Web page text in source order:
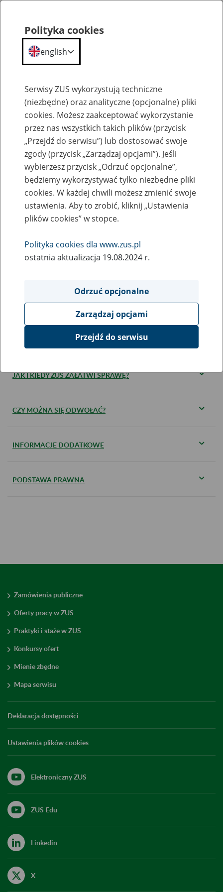
Umorzenie/odstąpienie od żądania zwrotu należności
Umorzenie kosztów egzekucyjnych
KIEDY ZŁOŻYĆ DOKUMENTY?
GDZIE I W JAKI SPOSÓB ZŁOŻYĆ DOKUMENTY?
JAK I KIEDY ZUS ZAŁATWI SPRAWĘ?
CZY MOŻNA SIĘ ODWOŁAĆ?
INFORMACJE DODATKOWE
PODSTAWA PRAWNA
Zamówienia publiczne
Oferty pracy w ZUS
Praktyki i staże w ZUS
Konkursy ofert
Mienie zbędne
Mapa serwisu
Deklaracja dostępności
Ustawienia plików cookies
Elektroniczny ZUS
ZUS Edu
Linkedin
X
Polityka cookies
english
Serwisy ZUS wykorzystują techniczne
(niezbędne) oraz analityczne (opcjonalne) pliki
cookies. Możesz zaakceptować wykorzystanie
przez nas wszystkich takich plików (przycisk
„Przejdź do serwisu”) lub dostosować swoje
zgody (przycisk „Zarządzaj opcjami”). Jeśli
wybierzesz przycisk „Odrzuć opcjonalne”,
będziemy wykorzystywać tylko niezbędne pliki
cookies. W każdej chwili możesz zmienić swoje
ustawienia. Aby to zrobić, kliknij „Ustawienia
plików cookies” w stopce.
Polityka cookies dla www.zus.pl
ostatnia aktualizacja 19.08.2024 r.
Odrzuć opcjonalne
Zarządzaj opcjami
Przejdź do serwisu